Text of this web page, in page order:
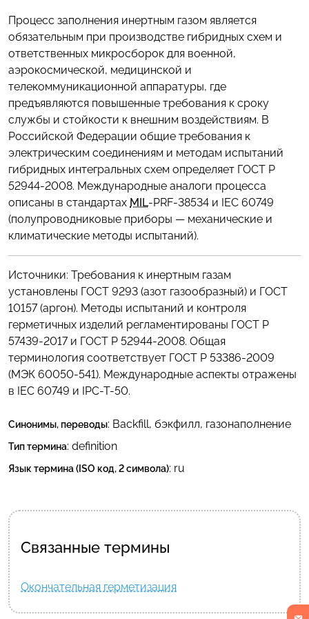
Процесс заполнения инертным газом является
обязательным при производстве гибридных схем и
ответственных микросборок для военной,
аэрокосмической, медицинской и
телекоммуникационной аппаратуры, где
предъявляются повышенные требования к сроку
службы и стойкости к внешним воздействиям. В
Российской Федерации общие требования к
электрическим соединениям и методам испытаний
гибридных интегральных схем определяет ГОСТ Р
52944-2008. Международные аналоги процесса
описаны в стандартах MIL-PRF-38534 и IEC 60749
(полупроводниковые приборы — механические и
климатические методы испытаний).
Источники: Требования к инертным газам
установлены ГОСТ 9293 (азот газообразный) и ГОСТ
10157 (аргон). Методы испытаний и контроля
герметичных изделий регламентированы ГОСТ Р
57439-2017 и ГОСТ Р 52944-2008. Общая
терминология соответствует ГОСТ Р 53386-2009
(МЭК 60050-541). Международные аспекты отражены
в IEC 60749 и IPC-T-50.
Синонимы, переводы: Backfill, бэкфилл, газонаполнение
Тип термина: definition
Язык термина (ISO код, 2 символа): ru
Связанные термины
Окончательная герметизация